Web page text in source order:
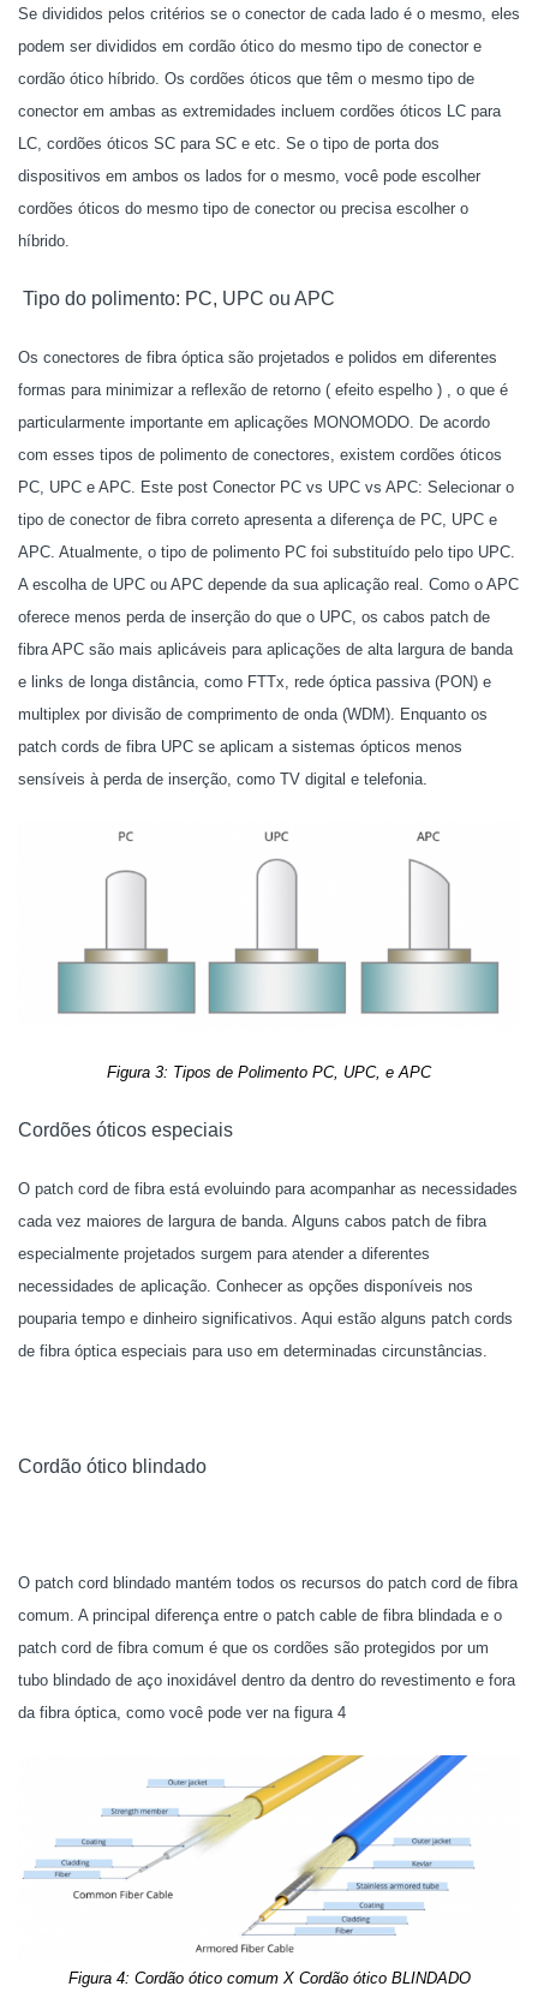
Se divididos pelos critérios se o conector de cada lado é o mesmo, eles
podem ser divididos em cordão ótico do mesmo tipo de conector e
cordão ótico híbrido. Os cordões óticos que têm o mesmo tipo de
conector em ambas as extremidades incluem cordões óticos LC para
LC, cordões óticos SC para SC e etc. Se o tipo de porta dos
dispositivos em ambos os lados for o mesmo, você pode escolher
cordões óticos do mesmo tipo de conector ou precisa escolher o
híbrido.
Tipo do polimento: PC, UPC ou APC
Os conectores de fibra óptica são projetados e polidos em diferentes
formas para minimizar a reflexão de retorno ( efeito espelho ) , o que é
particularmente importante em aplicações MONOMODO. De acordo
com esses tipos de polimento de conectores, existem cordões óticos
PC, UPC e APC. Este post Conector PC vs UPC vs APC: Selecionar o
tipo de conector de fibra correto apresenta a diferença de PC, UPC e
APC. Atualmente, o tipo de polimento PC foi substituído pelo tipo UPC.
A escolha de UPC ou APC depende da sua aplicação real. Como o APC
oferece menos perda de inserção do que o UPC, os cabos patch de
fibra APC são mais aplicáveis para aplicações de alta largura de banda
e links de longa distância, como FTTx, rede óptica passiva (PON) e
multiplex por divisão de comprimento de onda (WDM). Enquanto os
patch cords de fibra UPC se aplicam a sistemas ópticos menos
sensíveis à perda de inserção, como TV digital e telefonia.
Figura 3: Tipos de Polimento PC, UPC, e APC
Cordões óticos especiais
O patch cord de fibra está evoluindo para acompanhar as necessidades
cada vez maiores de largura de banda. Alguns cabos patch de fibra
especialmente projetados surgem para atender a diferentes
necessidades de aplicação. Conhecer as opções disponíveis nos
pouparia tempo e dinheiro significativos. Aqui estão alguns patch cords
de fibra óptica especiais para uso em determinadas circunstâncias.
Cordão ótico blindado
O patch cord blindado mantém todos os recursos do patch cord de fibra
comum. A principal diferença entre o patch cable de fibra blindada e o
patch cord de fibra comum é que os cordões são protegidos por um
tubo blindado de aço inoxidável dentro da dentro do revestimento e fora
da fibra óptica, como você pode ver na figura 4
Figura 4: Cordão ótico comum X Cordão ótico BLINDADO